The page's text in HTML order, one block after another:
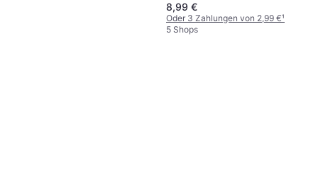
8,99 €
Oder 3 Zahlungen von 2,99 €¹
5 Shops